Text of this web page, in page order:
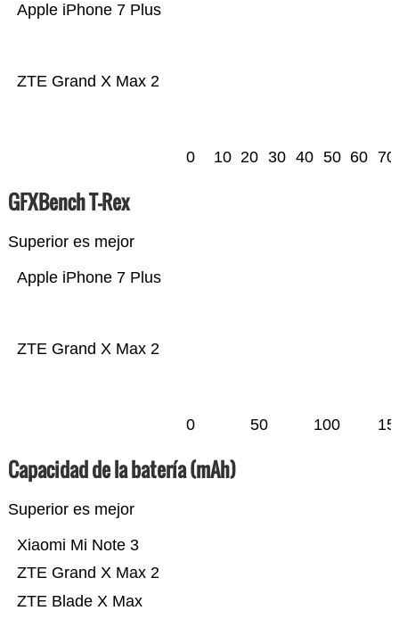
ZTE Grand X Max 2
Apple iPhone 7 Plus
0 10 20 30 40 50 60 70
GFXBench T-Rex
Superior es mejor
ZTE Grand X Max 2
Apple iPhone 7 Plus
0 50 100
Capacidad de la batería (mAh)
Superior es mejor
ZTE Blade X Max
ZTE Grand X Max 2
Xiaomi Mi Note 3